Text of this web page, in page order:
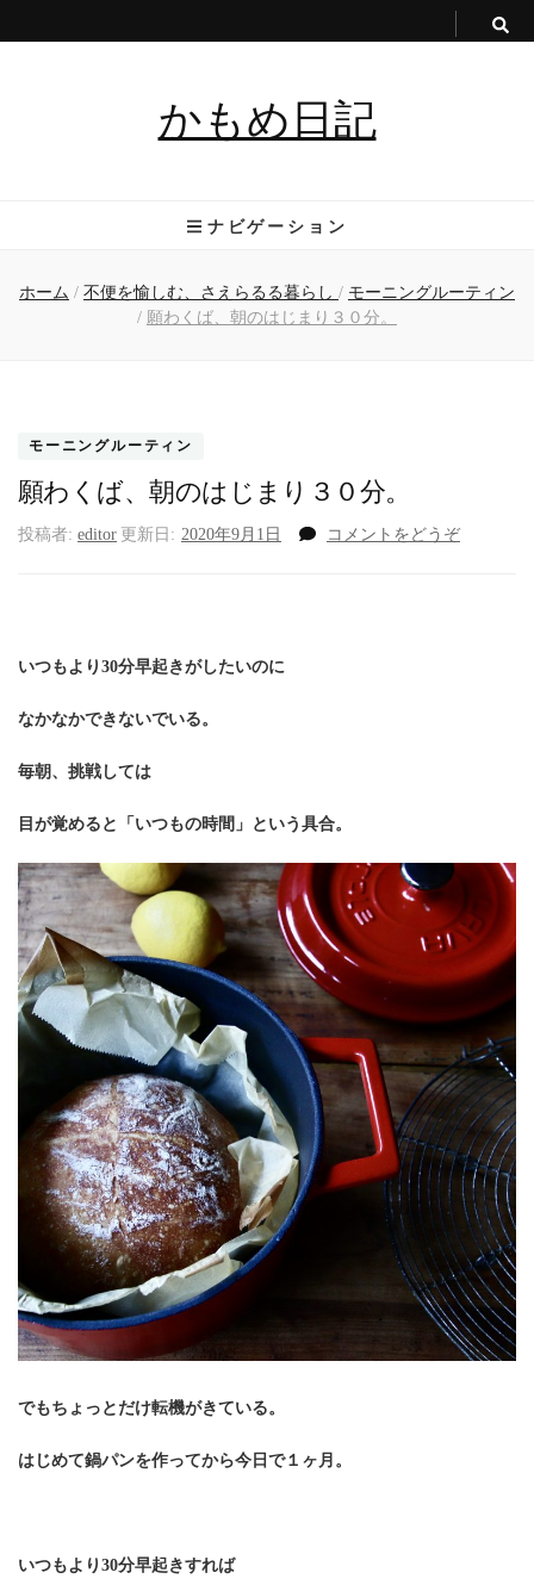
かもめ日記
ナビゲーション
ホーム / 不便を愉しむ、さえらるる暮らし / モーニングルーティン
/ 願わくば、朝のはじまり３０分。
モーニングルーティン
願わくば、朝のはじまり３０分。
投稿者: editor 更新日: 2020年9月1日 コメントをどうぞ(願
いつもより30分早起きがしたいのに
なかなかできないでいる。
毎朝、挑戦しては
目が覚めると「いつもの時間」という具合。
でもちょっとだけ転機がきている。
はじめて鍋パンを作ってから今日で１ヶ月。
いつもより30分早起きすれば